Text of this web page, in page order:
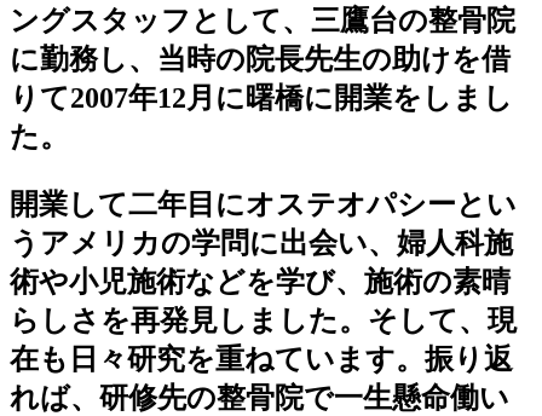
ングスタッフとして、三鷹台の整骨院
に勤務し、当時の院長先生の助けを借
りて2007年12月に曙橋に開業をしまし
た。
開業して二年目にオステオパシーとい
うアメリカの学問に出会い、婦人科施
術や小児施術などを学び、施術の素晴
らしさを再発見しました。そして、現
在も日々研究を重ねています。振り返
れば、研修先の整骨院で一生懸命働い